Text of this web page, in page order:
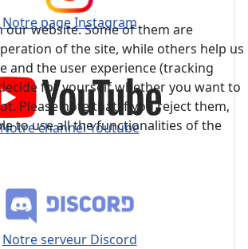
Notre page Instagram
Notre channel Youtube
Notre serveur Discord
our website. Some of them are
of the site, while others help us
and the user experience (tracking
for yourself whether you want to
Please note that if you reject them,
to use all the functionalities of the